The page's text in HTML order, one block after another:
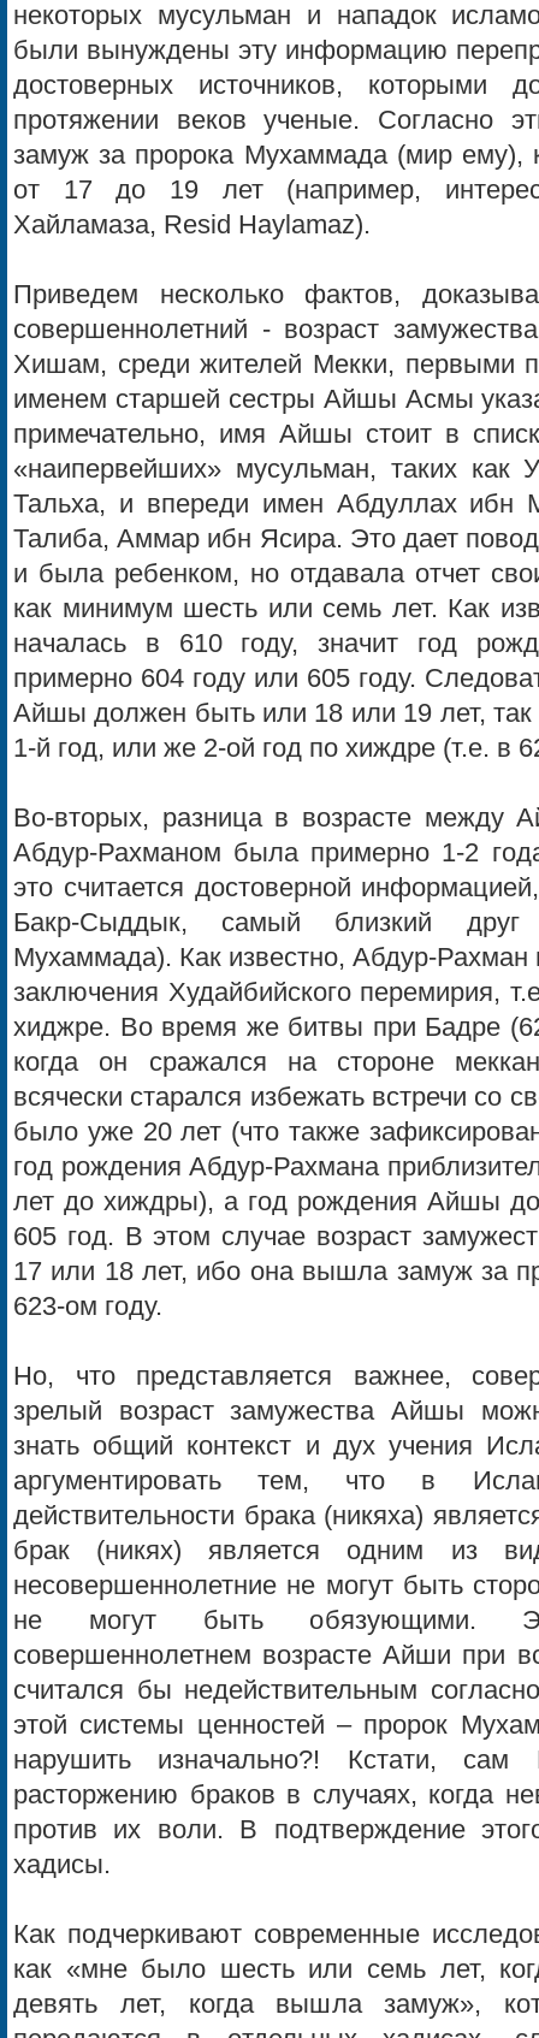
некоторых мусульман и нападок
были вынуждены эту информацию
достоверных источников, которыми
протяжении веков ученые. Согласно
замуж за пророка Мухаммада (мир ему),
от 17 до 19 лет (например,
Хайламаза, Resid Haylamaz).
Приведем несколько фактов,
совершеннолетний - возраст
Хишам, среди жителей Мекки, первыми
именем старшей сестры Айшы Асмы
примечательно, имя Айшы стоит в
«наипервейших» мусульман, таких
Тальха, и впереди имен Абдуллах
Талиба, Аммар ибн Ясира. Это дает
и была ребенком, но отдавала отчет
как минимум шесть или семь лет. Как
началась в 610 году, значит год
примерно 604 году или 605 году.
Айшы должен быть или 18 или 19 лет,
1-й год, или же 2-ой год по хиждре (т.е. в
Во-вторых, разница в возрасте между
Абдур-Рахманом была примерно 1-2
это считается достоверной
Бакр-Сыддык, самый близкий
Мухаммада). Как известно, Абдур-
заключения Худайбийского перемирия,
хиджре. Во время же битвы при Бадре
когда он сражался на стороне
всячески старался избежать встречи со
было уже 20 лет (что также
год рождения Абдур-Рахмана
лет до хиждры), а год рождения Айшы
605 год. В этом случае возраст
17 или 18 лет, ибо она вышла замуж за
623-ом году.
Но, что представляется важнее,
зрелый возраст замужества Айшы
знать общий контекст и дух учения
аргументировать тем, что в
действительности брака (никяха)
брак (никях) является одним из
несовершеннолетние не могут быть
не могут быть обязующими.
совершеннолетнем возрасте Айши при
считался бы недействительным
этой системы ценностей – пророк
нарушить изначально?! Кстати, сам
расторжению браков в случаях, когда
против их воли. В подтверждение
хадисы.
Как подчеркивают современные
как «мне было шесть или семь лет,
девять лет, когда вышла замуж»,